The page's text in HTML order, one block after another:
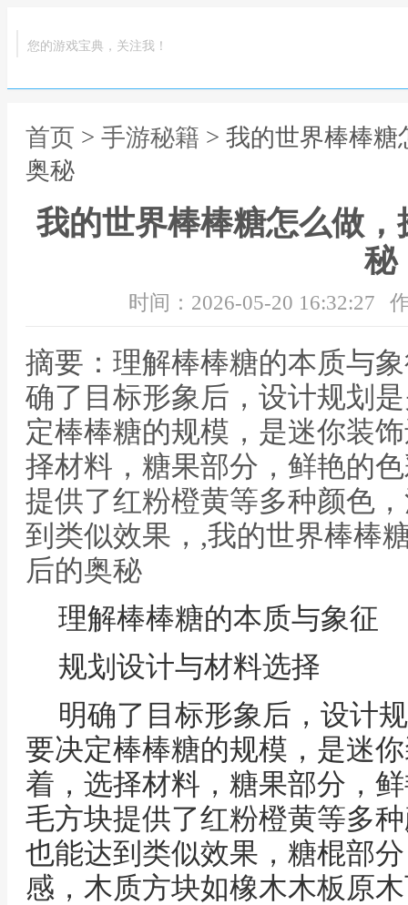
您的游戏宝典，关注我！
首页 > 手游秘籍 > 我的世界棒棒
奥秘
我的世界棒棒糖怎么做
秘
时间：2026-05-20 16:32:27
摘要：理解棒棒糖的本质与
确了目标形象后，设计规划
定棒棒糖的规模，是迷你装
择材料，糖果部分，鲜艳的
提供了红粉橙黄等多种颜色
到类似效果，,我的世界棒棒
后的奥秘
理解棒棒糖的本质与象征
规划设计与材料选择
明确了目标形象后，设计
要决定棒棒糖的规模，是迷
着，选择材料，糖果部分，
毛方块提供了红粉橙黄等多
也能达到类似效果，糖棍部
感，木质方块如橡木木板原